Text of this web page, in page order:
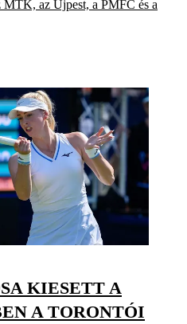
az Újpest, a PMFC és a
KIESETT A
A TORONTÓI